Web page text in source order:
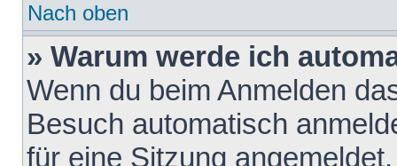
Nach oben
» Warum werde ich
Wenn du beim Anmelden
Besuch automatisch
für eine Sitzung